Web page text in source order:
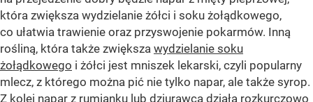
która zwiększa wydzielanie żółci i soku żołądkowego,
co ułatwia trawienie oraz przyswojenie pokarmów. Inną
rośliną, która także zwiększa wydzielanie soku
żołądkowego i żółci jest mniszek lekarski, czyli popularny
mlecz, z którego można pić nie tylko napar, ale także syrop.
Z kolei napar z rumianku lub dziurawca działa rozkurczowo